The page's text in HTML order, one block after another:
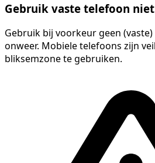
Gebruik vaste telefoon niet
Gebruik bij voorkeur geen
onweer. Mobiele telefoons zijn
bliksemzone te gebruiken.